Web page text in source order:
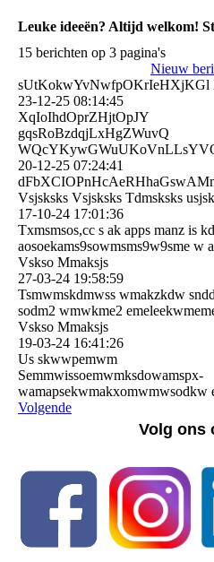
Leuke ideeën? Altijd welkom!
15 berichten op 3 pagina's
Nieuw
sUtKokwYvNwfpOKrIeHXjKGl
23-12-25 08:14:45
XqIoIhdOprZHjtOpJY
gqsRoBzdqjLxHgZWuvQ
20-12-25 07:24:41
Vsjsksks Vsjsksks Tdmsksks
17-10-24 17:01:36
Txmsmsos,cc s ak apps manz is
aosoekams9sowmsms9w9sme w
Vskso Mmaksjs
27-03-24 19:58:59
Tsmwmskdmwss wmakzkdw
sodm2 wmwkme2
Vskso Mmaksjs
19-03-24 16:41:26
Us skwwpemwm
Semmwissoemwmksdowamspx­
wamapsekwmakxomwmwsodkw
Volgende
Volg ons